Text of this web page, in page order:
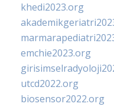
khedi2023.org
emchie2023.org
utcd2022.org
biosensor2022.org